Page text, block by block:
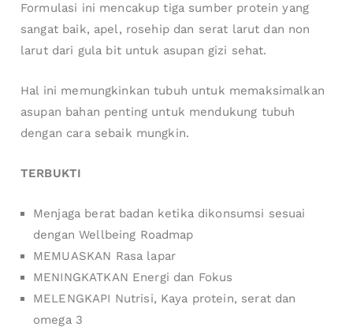
Formulasi ini mencakup tiga sumber protein yang
sangat baik, apel, rosehip dan serat larut dan non
larut dari gula bit untuk asupan gizi sehat.
Hal ini memungkinkan tubuh untuk memaksimalkan
asupan bahan penting untuk mendukung tubuh
dengan cara sebaik mungkin.
TERBUKTI
Menjaga berat badan ketika dikonsumsi sesuai
dengan Wellbeing Roadmap
MEMUASKAN Rasa lapar
MENINGKATKAN Energi dan Fokus
MELENGKAPI Nutrisi, Kaya protein, serat dan
omega 3